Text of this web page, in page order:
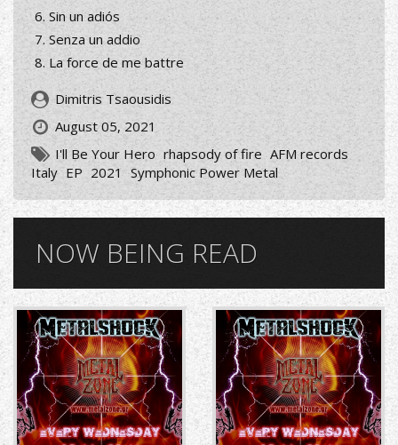
Sin un adiós
Senza un addio
La force de me battre
Dimitris Tsaousidis
August 05, 2021
I'll Be Your Hero rhapsody of fire AFM records
Italy EP 2021 Symphonic Power Metal
NOW BEING READ